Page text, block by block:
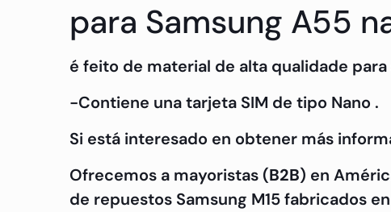
para Samsung A55
é feito de material de alta qualidade
-Contiene una tarjeta SIM de tipo Nano .
Si está interesado en obtener más
Ofrecemos a mayoristas (B2B) en
de repuestos Samsung M15 fabricados